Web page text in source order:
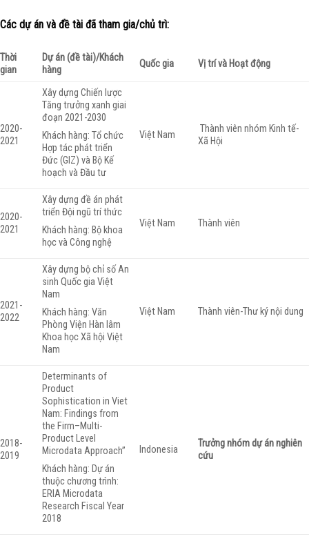
Các dự án và đề tài đã tham gia/chủ trì:
Thời
gian
Dự án (đề tài)/Khách
hàng
Quốc gia Vị trí và Hoạt động
2020-
2021
Xây dựng Chiến lược
Tăng trưởng xanh giai
đoạn 2021-2030
Khách hàng: Tổ chức
Hợp tác phát triển
Đức (GIZ) và Bộ Kế
hoạch và Đầu tư
Việt Nam
Thành viên nhóm Kinh tế-
Xã Hội
2020-
2021
Xây dựng đề án phát
triển Đội ngũ trí thức
Khách hàng: Bộ khoa
học và Công nghệ
Việt Nam Thành viên
2021-
2022
Xây dựng bộ chỉ số An
sinh Quốc gia Việt
Nam
Khách hàng: Văn
Phòng Viện Hàn lâm
Khoa học Xã hội Việt
Nam
Việt Nam Thành viên-Thư ký nội dung
2018-
2019
Determinants of
Product
Sophistication in Viet
Nam: Findings from
the Firm–Multi-
Product Level
Microdata Approach”
Khách hàng: Dự án
thuộc chương trình:
ERIA Microdata
Research Fiscal Year
2018
Indonesia
Trưởng nhóm dự án nghiên
cứu